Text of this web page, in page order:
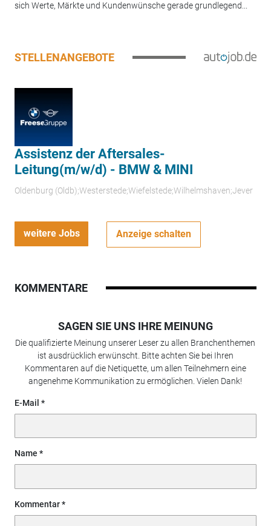
sich Werte, Märkte und Kundenwünsche gerade grundlegend...
STELLENANGEBOTE
Assistenz der Aftersales-
Leitung(m/w/d) - BMW & MINI
Oldenburg (Oldb);Westerstede;Wiefelstede;Wilhelmshaven;Jever
weitere Jobs Anzeige schalten
KOMMENTARE
SAGEN SIE UNS IHRE MEINUNG
Die qualifizierte Meinung unserer Leser zu allen Branchenthemen
ist ausdrücklich erwünscht. Bitte achten Sie bei Ihren
Kommentaren auf die Netiquette, um allen Teilnehmern eine
angenehme Kommunikation zu ermöglichen. Vielen Dank!
E-Mail
Name
Kommentar